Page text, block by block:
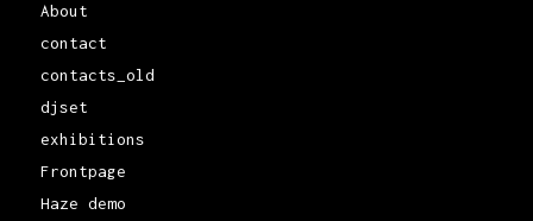
About
contact
contacts_old
djset
exhibitions
Frontpage
Haze demo